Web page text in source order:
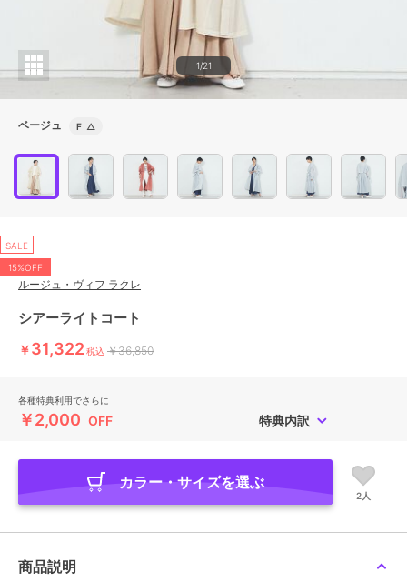
1/21
ベージュ F △
SALE
15%OFF
ルージュ・ヴィフ ラクレ
シアーライトコート
￥31,322 税込 ￥36,850
各種特典利用でさらに
￥2,000 OFF 特典内訳
カラー・サイズを選ぶ
2人
商品説明